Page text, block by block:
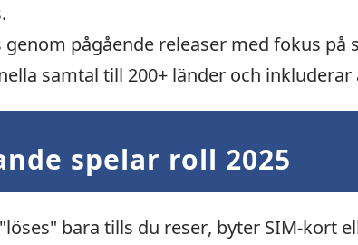
genom pågående releaser med fokus
samtal till 200+ länder och
spelar roll 2025
bara tills du reser, byter SIM-kort